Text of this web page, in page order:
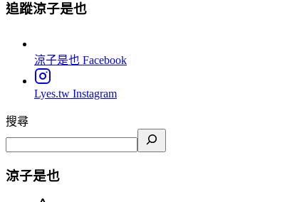
追蹤涼子是也
涼子是也 Facebook
Lyes.tw Instagram
搜尋
涼子是也